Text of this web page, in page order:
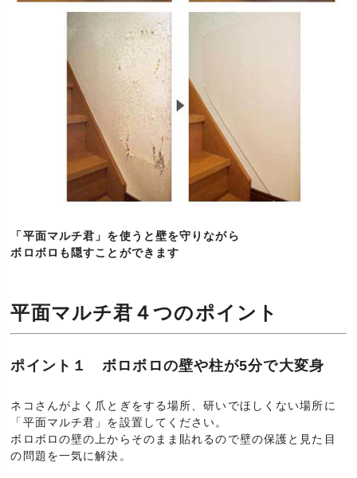
「平面マルチ君」を使うと壁を守りながら
ボロボロも隠すことができます
平面マルチ君４つのポイント
ポイント１ ボロボロの壁や柱が5分で大変身
ネコさんがよく爪とぎをする場所、研いでほしくない場所に
「平面マルチ君」を設置してください。
ボロボロの壁の上からそのまま貼れるので壁の保護と見た目
の問題を一気に解決。